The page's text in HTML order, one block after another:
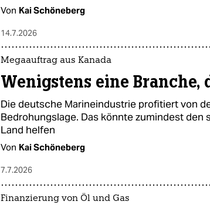
Von Kai Schöneberg
14.7.2026
Megaauftrag aus Kanada
Wenigstens eine Branche,
Die deutsche Marineindustrie profitiert von
Bedrohungslage. Das könnte zumindest den
Land helfen
Von Kai Schöneberg
7.7.2026
Finanzierung von Öl und Gas